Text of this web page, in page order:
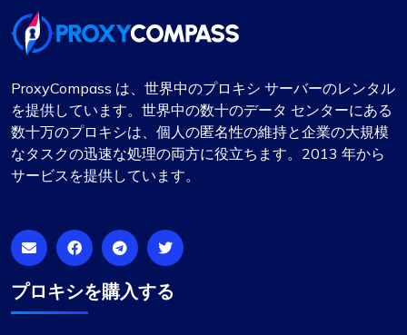
簡単に調整できる柔軟な価格プランを提供してい
ます。プラン変更時に価格差を自動的に支払った
値します。
信頼できるプロキシサービス
ProxyCompass は、世界中のプロキシ サーバーのレンタル
を提供しています。世界中の数十のデータ センターにある
数十万のプロキシは、個人の匿名性の維持と企業の大規模
なタスクの迅速な処理の両方に役立ちます。2013 年から
サービスを提供しています。
プロキシを購入する